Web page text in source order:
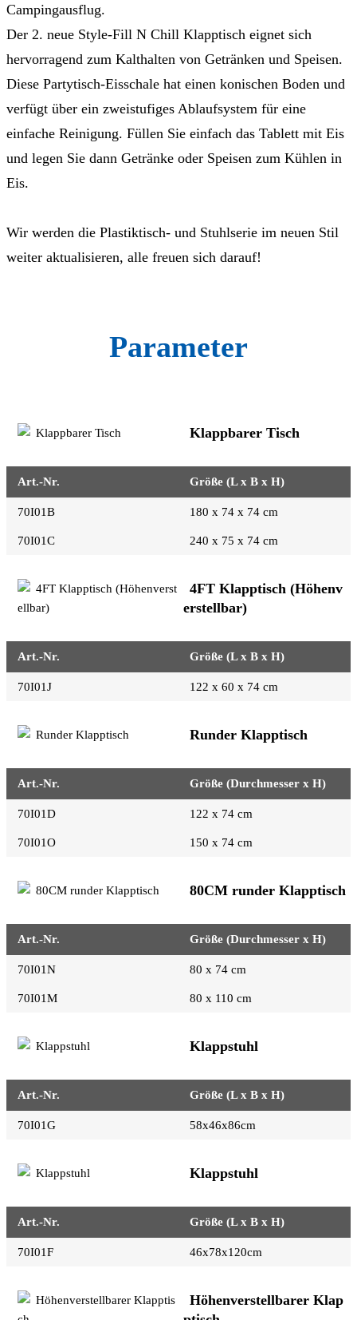
Campingausflug.
Der 2. neue Style-Fill N Chill Klapptisch eignet sich
hervorragend zum Kalthalten von Getränken und Speisen.
Diese Partytisch-Eisschale hat einen konischen Boden und
verfügt über ein zweistufiges Ablaufsystem für eine
einfache Reinigung. Füllen Sie einfach das Tablett mit Eis
und legen Sie dann Getränke oder Speisen zum Kühlen in
Eis.
Wir werden die Plastiktisch- und Stuhlserie im neuen Stil
weiter aktualisieren, alle freuen sich darauf!
Parameter
Klappbarer Tisch
Art.-Nr. Größe (L x B x H)
70I01B 180 x 74 x 74 cm
70I01C 240 x 75 x 74 cm
4FT Klapptisch (Höhenv
erstellbar)
Art.-Nr. Größe (L x B x H)
70I01J 122 x 60 x 74 cm
Runder Klapptisch
Art.-Nr. Größe (Durchmesser x H)
70I01D 122 x 74 cm
70I01O 150 x 74 cm
80CM runder Klapptisch
Art.-Nr. Größe (Durchmesser x H)
70I01N 80 x 74 cm
70I01M 80 x 110 cm
Klappstuhl
Art.-Nr. Größe (L x B x H)
70I01G 58x46x86cm
Klappstuhl
Art.-Nr. Größe (L x B x H)
70I01F 46x78x120cm
Höhenverstellbarer Klap